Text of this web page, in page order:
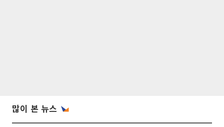
많이 본 뉴스